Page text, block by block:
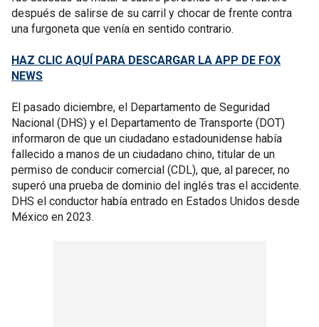
después de salirse de su carril y chocar de frente contra
una furgoneta que venía en sentido contrario.
HAZ CLIC AQUÍ PARA DESCARGAR LA APP DE FOX
NEWS
El pasado diciembre, el Departamento de Seguridad
Nacional (DHS) y el Departamento de Transporte (DOT)
informaron de que un ciudadano estadounidense había
fallecido a manos de un ciudadano chino, titular de un
permiso de conducir comercial (CDL), que, al parecer, no
superó una prueba de dominio del inglés tras el accidente.
DHS el conductor había entrado en Estados Unidos desde
México en 2023.